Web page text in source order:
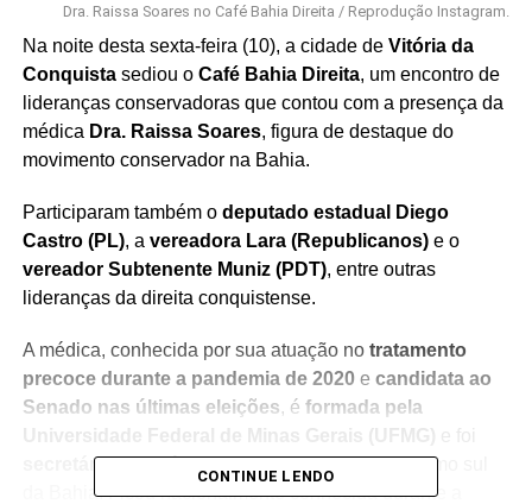
Dra. Raissa Soares no Café Bahia Direita / Reprodução Instagram.
Na noite desta sexta-feira (10), a cidade de Vitória da
Conquistasediou o Café Bahia Direita, um encontro de
lideranças conservadoras que contou com a presença da
médica Dra. Raissa Soares, figura de destaque do
movimento conservador na Bahia.
Participaram também o deputado estadual Diego
Castro (PL), a vereadora Lara (Republicanos)e o
vereador Subtenente Muniz (PDT), entre outras
lideranças da direita conquistense.
A médica, conhecida por sua atuação no tratamento
precoce durante a pandemia de 2020e candidata ao
Senado nas últimas eleições, é formada pela
secretária de Saúde de Porto Seguro, no extremo sul
da Bahia. Ficou nacionalmente conhecida durante a
CONTINUE LENDO